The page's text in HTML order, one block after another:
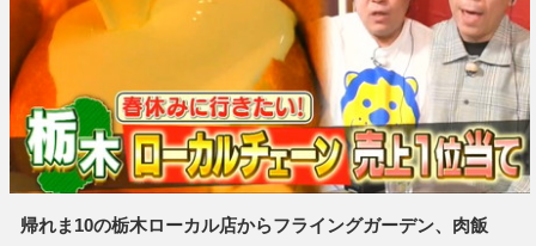
帰れま10の栃木ローカル店からフライングガーデン、肉飯